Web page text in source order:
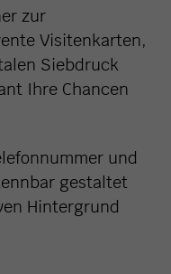
zur
Visitenkarten,
Siebdruck
Ihre Chancen
und
gestaltet
Hintergrund